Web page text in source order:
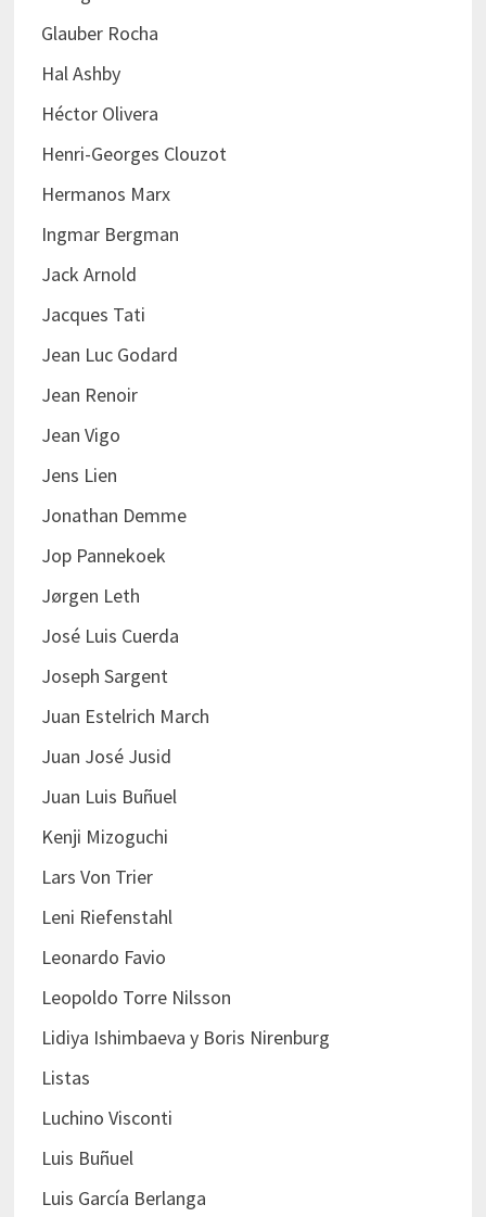
Glauber Rocha
Hal Ashby
Héctor Olivera
Henri-Georges Clouzot
Hermanos Marx
Ingmar Bergman
Jack Arnold
Jacques Tati
Jean Luc Godard
Jean Renoir
Jean Vigo
Jens Lien
Jonathan Demme
Jop Pannekoek
Jørgen Leth
José Luis Cuerda
Joseph Sargent
Juan Estelrich March
Juan José Jusid
Juan Luis Buñuel
Kenji Mizoguchi
Lars Von Trier
Leni Riefenstahl
Leonardo Favio
Leopoldo Torre Nilsson
Lidiya Ishimbaeva y Boris Nirenburg
Listas
Luchino Visconti
Luis Buñuel
Luis García Berlanga